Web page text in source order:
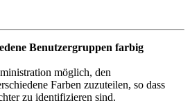
Benutzergruppen farbig
möglich, den
Farben zuzuteilen, so dass
zu identifizieren sind.